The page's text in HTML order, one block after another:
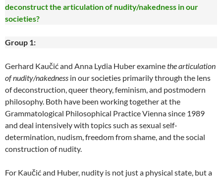
deconstruct the articulation of nudity/nakedness in our
societies?
Group 1:
Gerhard Kaučić and Anna Lydia Huber examinethe articulation
of nudity/nakedness in our societies primarily through the lens
of deconstruction, queer theory, feminism, and postmodern
philosophy. Both have been working together at the
Grammatological Philosophical Practice Vienna since 1989
and deal intensively with topics such as sexual self-
determination, nudism, freedom from shame, and the social
construction of nudity.
For Kaučić and Huber, nudity is not just a physical state, but a